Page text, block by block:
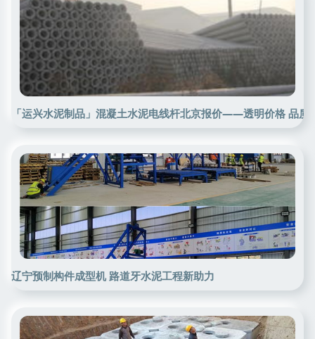
「运兴水泥制品」混凝土水泥电线杆北京报价——透明价格 品质
辽宁预制构件成型机 路道牙水泥工程新助力